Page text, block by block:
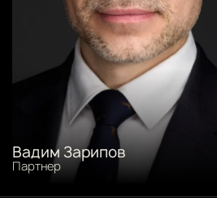
Вадим Зарипов
Партнер